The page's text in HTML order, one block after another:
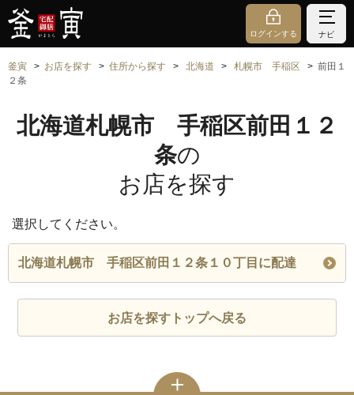
ログインする ナビ
釜寅 お店を探す 住所から探す 北海道 札幌市 手稲区
前田１
２条
北海道札幌市 手稲区前田１２
条の
お店を探す
選択してください。
北海道札幌市 手稲区前田１２条１０丁目に配達
お店を探すトップへ戻る